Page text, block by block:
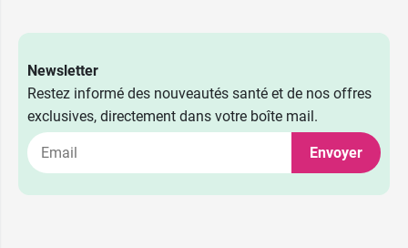
Newsletter
Restez informé des nouveautés santé et de nos offres
exclusives, directement dans votre boîte mail.
Envoyer